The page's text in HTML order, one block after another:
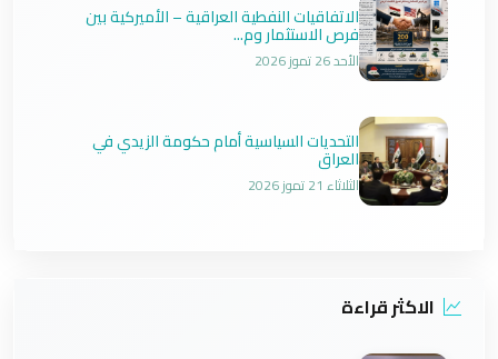
الاتفاقيات النفطية العراقية – الأميركية بين
فرص الاستثمار وم...
الأحد 26 تموز 2026
التحديات السياسية أمام حكومة الزيدي في
العراق
الثلاثاء 21 تموز 2026
الاكثر قراءة